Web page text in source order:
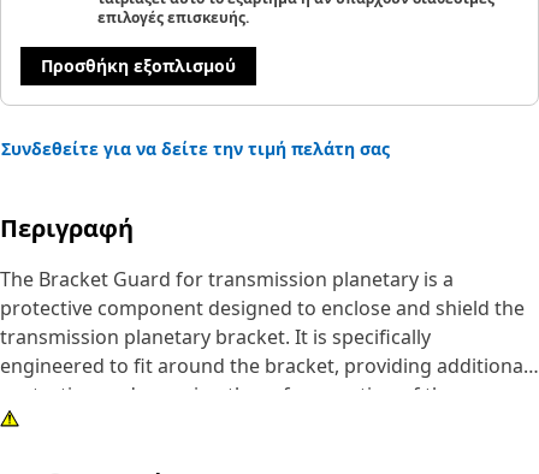
επιλογές επισκευής.
Προσθήκη εξοπλισμού
Συνδεθείτε για να δείτε την τιμή πελάτη σας
Περιγραφή
The Bracket Guard for transmission planetary is a
protective component designed to enclose and shield the
transmission planetary bracket. It is specifically
engineered to fit around the bracket, providing additional
protection and ensuring the safe operation of the
transmission system. It is designed to securely attach to